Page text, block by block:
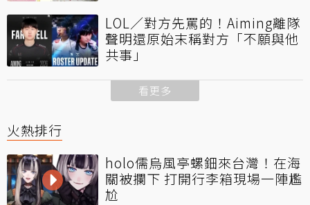
LOL／對方先罵的！Aiming離隊
聲明還原始末稱對方「不願與他
共事」
看更多
火熱排行
holo儒烏風亭螺鈿來台灣！在海
關被攔下 打開行李箱現場一陣尷
尬